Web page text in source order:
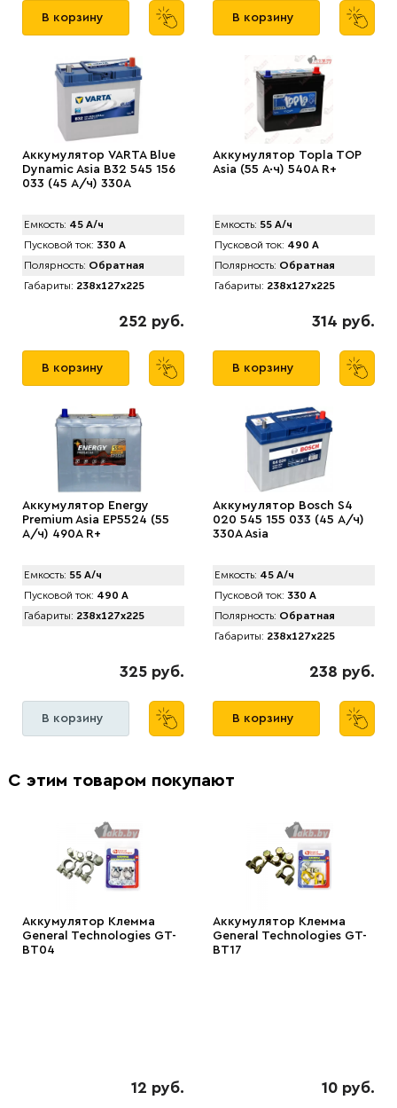
В корзину В корзину
Аккумулятор VARTA Blue
Dynamic Asia B32 545 156
033 (45 А/ч) 330А
Емкость: 45 А/ч
Пусковой ток: 330 А
Полярность: Обратная
Габариты: 238x127x225
252 руб.
В корзину
Аккумулятор Topla TOP
Asia (55 А·ч) 540A R+
Емкость: 55 А/ч
Пусковой ток: 490 А
Полярность: Обратная
Габариты: 238x127x225
314 руб.
В корзину
Аккумулятор Energy
Premium Asia EP5524 (55
А/ч) 490A R+
Емкость: 55 А/ч
Пусковой ток: 490 А
Габариты: 238x127x225
325 руб.
В корзину
Аккумулятор Bosch S4
020 545 155 033 (45 А/ч)
330A Asia
Емкость: 45 А/ч
Пусковой ток: 330 А
Полярность: Обратная
Габариты: 238x127x225
238 руб.
В корзину
С этим товаром покупают
Аккумулятор Клемма
General Technologies GT-
BT04
12 руб.
Аккумулятор Клемма
General Technologies GT-
BT17
10 руб.